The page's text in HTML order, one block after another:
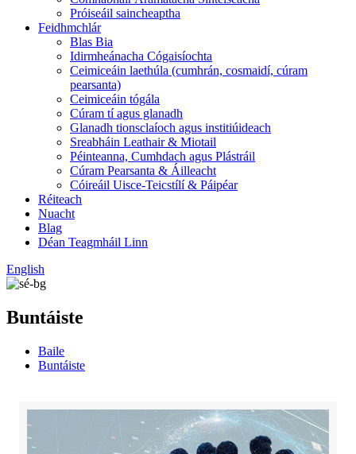
Próiseáil saincheaptha
Feidhmchlár
Blas Bia
Idirmheánacha Cógaisíochta
Ceimiceáin laethúla (cumhrán, cosmaidí, cúram
pearsanta)
Ceimiceáin tógála
Cúram tí agus glanadh
Glanadh tionsclaíoch agus institiúideach
Sreabháin Leathair & Miotail
Péinteanna, Cumhdach agus Plástráil
Cúram Pearsanta & Áilleacht
Cóireáil Uisce-Teicstílí & Páipéar
Réiteach
Nuacht
Blag
Déan Teagmháil Linn
English
Buntáiste
Baile
Buntáiste